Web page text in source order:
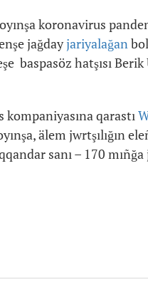
koronavirus
jağdayjariyalağan
baspasöz hatşısı
kompaniyasına qarastı
älem jwrtşılığın
sanı – 170